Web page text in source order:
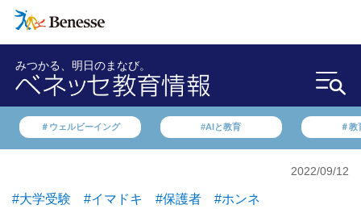
みつかる、明日のまなび。
＃ウェルビーイング #AIと教育 ＃教
2022/09/12
#大学受験 #イマドキ #保護者
#ホンネ